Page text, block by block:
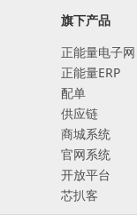
旗下产品
正能量电子网
正能量ERP
配单
供应链
商城系统
官网系统
开放平台
芯扒客